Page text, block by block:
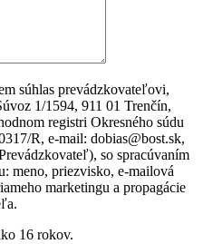
súhlas prevádzkovateľovi,
1/1594, 911 01 Trenčín,
registri Okresného súdu
R, e-mail: dobias@bost.sk,
so spracúvaním
meno, priezvisko, e-mailová
marketingu a propagácie
16 rokov.